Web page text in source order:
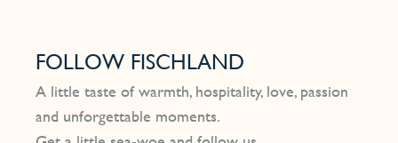
FOLLOW FISCHLAND
A little taste of warmth, hospitality, love, passion
and unforgettable moments.